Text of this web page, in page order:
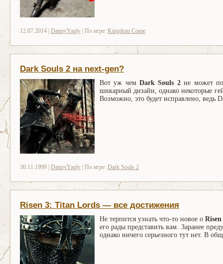
12.07.2014 | DannyYaply | По игре: Kingdom Come
Dark Souls 2 на next-gen?
Вот уж чемDark Souls 2не может
шикарный дизайн, однако некоторые
Возможно, это будет исправлено, ведь
30.11.1999 | DannyYaply | По игре: Dark Souls 2
Risen 3: Titan Lords — все достижения
Не терпится узнать что-то новое о
его рады представить вам. Заранее
однако ничего серьезного тут нет. В